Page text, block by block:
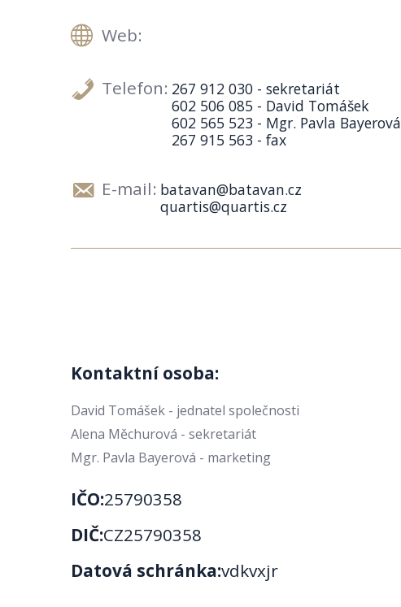
Web:
Telefon: 267 912 030 - sekretariát
602 506 085 - David Tomášek
602 565 523 - Mgr. Pavla Bayerová
267 915 563 - fax
E-mail: batavan@batavan.cz
quartis@quartis.cz
Kontaktní osoba:
David Tomášek - jednatel společnosti
Alena Měchurová - sekretariát
Mgr. Pavla Bayerová - marketing
IČO:25790358
DIČ:CZ25790358
Datová schránka:vdkvxjr